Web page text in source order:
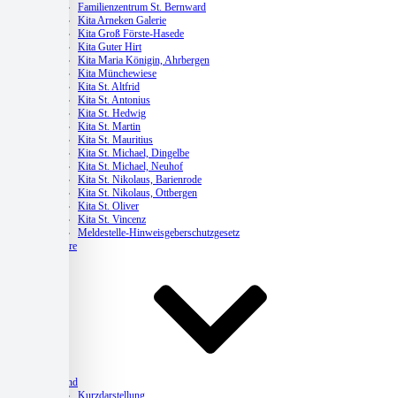
Familienzentrum St. Bernward
Kita Arneken Galerie
Kita Groß Förste-Hasede
Kita Guter Hirt
Kita Maria Königin, Ahrbergen
Kita Münchewiese
Kita St. Altfrid
Kita St. Antonius
Kita St. Hedwig
Kita St. Martin
Kita St. Mauritius
Kita St. Michael, Dingelbe
Kita St. Michael, Neuhof
Kita St. Nikolaus, Barienrode
Kita St. Nikolaus, Ottbergen
Kita St. Oliver
Kita St. Vincenz
Meldestelle-Hinweisgeberschutzgesetz
Karriere
Verband